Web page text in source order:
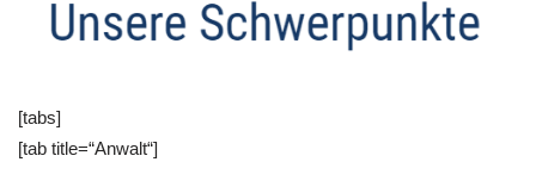
[tabs]
[tab title=“Anwalt“]